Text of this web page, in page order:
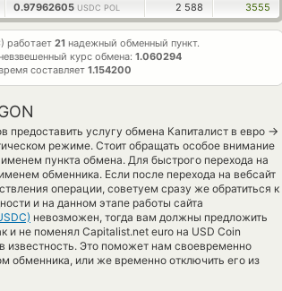
0.97962605 USDC POL 2 588 3555
работает 21 надежный обменный пункт.
курс обмена: 1.060294
составляет 1.154200
предоставить услугу обмена Капиталист в евро →
режиме. Стоит обращать особое внимание
пункта обмена. Для быстрого перехода на
обменника. Если после перехода на вебсайт
операции, советуем сразу же обратиться к
и на данном этапе работы сайта
невозможен, тогда вам должны предложить
и не поменял Capitalist.net euro на USD Coin
известность. Это поможет нам своевременно
обменника, или же временно отключить его из